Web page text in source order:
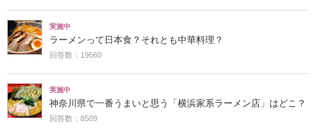
実施中
ラーメンって日本食？それとも中華料理？
回答数：19660
実施中
神奈川県で一番うまいと思う「横浜家系ラーメン店」はどこ？
回答数：8509